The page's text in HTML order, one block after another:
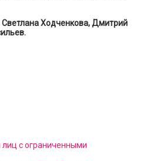
Ходченкова, Дмитрий
с ограниченными